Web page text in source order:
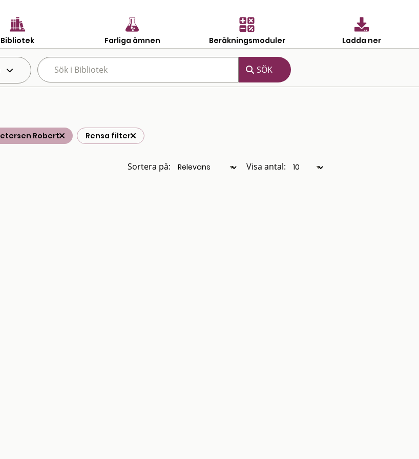
Bibliotek Farliga ämnen Beräkningsmoduler Ladda ner
Robert Rensa filter
Sortera på: Visa antal: